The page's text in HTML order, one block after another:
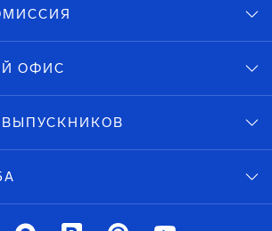
ОФИС